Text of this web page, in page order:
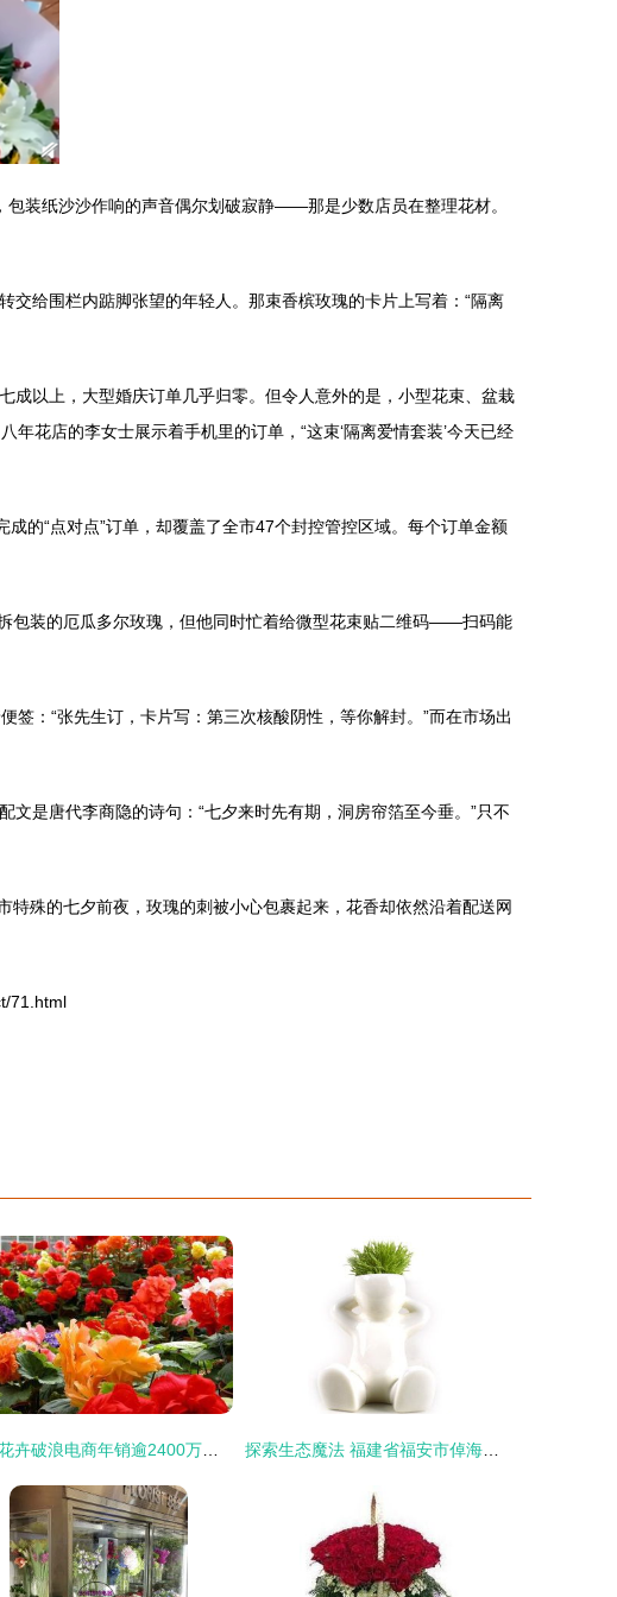
装纸沙沙作响的声音偶尔划破寂静——那是少数店员在整理花材。
给围栏内踮脚张望的年轻人。那束香槟玫瑰的卡片上写着：“隔离
成以上，大型婚庆订单几乎归零。但令人意外的是，小型花束、盆栽
年花店的李女士展示着手机里的订单，“这束‘隔离爱情套装’今天已经
的“点对点”订单，却覆盖了全市47个封控管控区域。每个订单金额
拆包装的厄瓜多尔玫瑰，但他同时忙着给微型花束贴二维码——扫码能
：“张先生订，卡片写：第三次核酸阴性，等你解封。”而在市场出
是唐代李商隐的诗句：“七夕来时先有期，洞房帘箔至今垂。”只不
殊的七夕前夜，玫瑰的刺被小心包裹起来，花香却依然沿着配送网
71.html